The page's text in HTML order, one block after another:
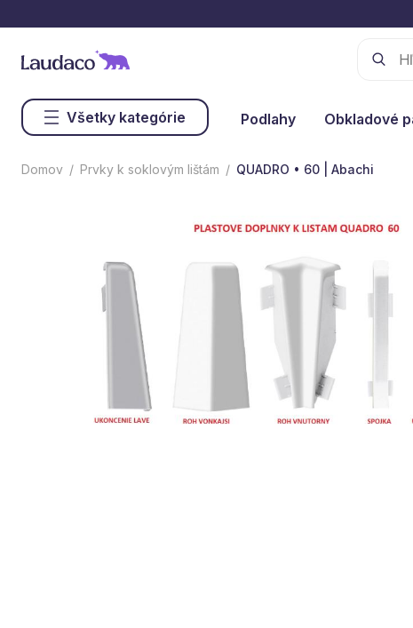
Všetky kategórie Podlahy Obkladové
Domov Prvky k soklovým lištám QUADRO • 60 | Abachi